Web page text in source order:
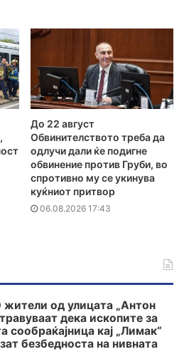
До 22 август
Обвинителството треба да
одлучи дали ќе подигне
обвинение против Груби, во
спротивно му се укинува
куќниот притвор
06.08.2026 17:43
од улицата „Антон
дека ископите за
сообраќајница кај „Лимак“
безбедноста на нивната